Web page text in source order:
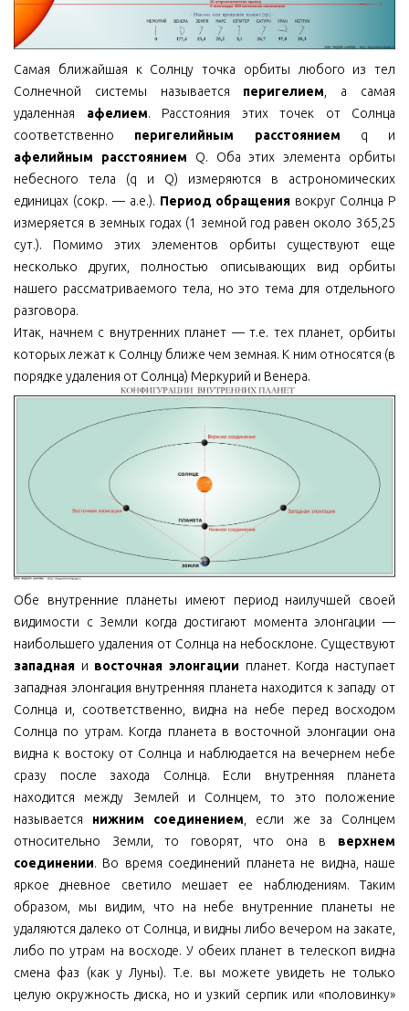
Самая ближайшая к Солнцу точка орбиты любого из тел
Солнечной системы называется перигелием , а самая
удаленная афелием. Расстояния этих точек от Солнца
соответственно перигелийным расстоянием q и
афелийным расстоянием Q. Оба этих элемента орбиты
небесного тела (q и Q) измеряются в астрономических
единицах (сокр. — а.е.). Период обращения вокруг Солнца P
измеряется в земных годах (1 земной год равен около 365,25
сут.). Помимо этих элементов орбиты существуют еще
несколько других, полностью описывающих вид орбиты
нашего рассматриваемого тела, но это тема для отдельного
разговора.
Итак, начнем с внутренних планет — т.е. тех планет, орбиты
которых лежат к Солнцу ближе чем земная. К ним относятся (в
порядке удаления от Солнца) Меркурий и Венера.
Обе внутренние планеты имеют период наилучшей своей
видимости с Земли когда достигают момента элонгации —
наибольшего удаления от Солнца на небосклоне. Существуют
западная и восточная элонгации планет. Когда наступает
западная элонгация внутренняя планета находится к западу от
Солнца и, соответственно, видна на небе перед восходом
Солнца по утрам. Когда планета в восточной элонгации она
видна к востоку от Солнца и наблюдается на вечернем небе
сразу после захода Солнца. Если внутренняя планета
находится между Землей и Солнцем, то это положение
называется нижним соединением , если же за Солнцем
относительно Земли, то говорят, что она в верхнем
соединении. Во время соединений планета не видна, наше
яркое дневное светило мешает ее наблюдениям. Таким
образом, мы видим, что на небе внутренние планеты не
удаляются далеко от Солнца, и видны либо вечером на закате,
либо по утрам на восходе. У обеих планет в телескоп видна
смена фаз (как у Луны). Т.е. вы можете увидеть не только
целую окружность диска, но и узкий серпик или «половинку»